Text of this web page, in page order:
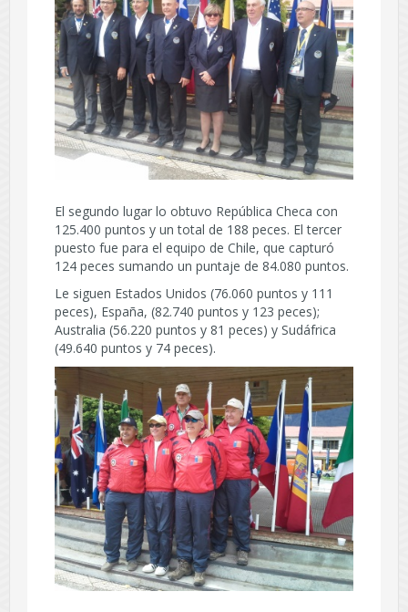
El segundo lugar lo obtuvo República Checa con
125.400 puntos y un total de 188 peces. El tercer
puesto fue para el equipo de Chile, que capturó
124 peces sumando un puntaje de 84.080 puntos.
Le siguen Estados Unidos (76.060 puntos y 111
peces), España, (82.740 puntos y 123 peces);
Australia (56.220 puntos y 81 peces) y Sudáfrica
(49.640 puntos y 74 peces).